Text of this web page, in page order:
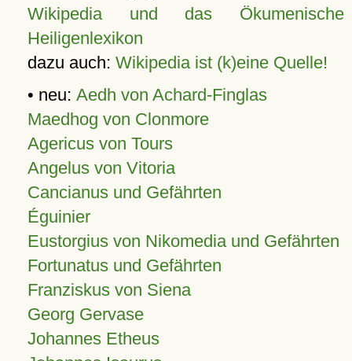
Wikipedia und das Ökumenische
Heiligenlexikon
dazu auch: Wikipedia ist (k)eine Quelle!
• neu: Aedh von Achard-Finglas
Maedhog von Clonmore
Agericus von Tours
Angelus von Vitoria
Cancianus und Gefährten
Éguinier
Eustorgius von Nikomedia und Gefährten
Fortunatus und Gefährten
Franziskus von Siena
Georg Gervase
Johannes Etheus